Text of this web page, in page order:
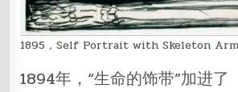
1895，Self Portrait with Skeleton Arm
1894年，“生命的饰带”加进了